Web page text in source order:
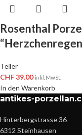
Rosenthal
Teller
CHF39.00 inkl. MwSt.
In den Warenkorb
antikes-
Hinterbergstrasse 36
6312 Steinhausen